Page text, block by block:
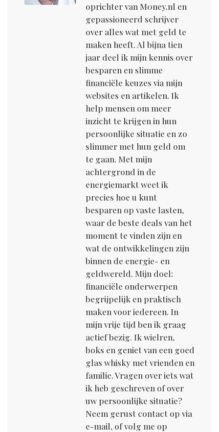
oprichter van M0ney.nl en
gepassioneerd schrijver
over alles wat met geld te
maken heeft. Al bijna tien
jaar deel ik mijn kennis over
besparen en slimme
financiële keuzes via mijn
websites en artikelen. Ik
help mensen om meer
inzicht te krijgen in hun
persoonlijke situatie en zo
slimmer met hun geld om
te gaan. Met mijn
achtergrond in de
energiemarkt weet ik
precies hoe u kunt
besparen op vaste lasten,
waar de beste deals van het
moment te vinden zijn en
wat de ontwikkelingen zijn
binnen de energie- en
geldwereld. Mijn doel:
financiële onderwerpen
begrijpelijk en praktisch
maken voor iedereen. In
mijn vrije tijd ben ik graag
actief bezig. Ik wielren,
boks en geniet van een goed
glas whisky met vrienden en
familie. Vragen over iets wat
ik heb geschreven of over
uw persoonlijke situatie?
Neem gerust contact op via
e-mail, of volg me op